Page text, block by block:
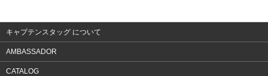
キャプテンスタッグ について
AMBASSADOR
CATALOG